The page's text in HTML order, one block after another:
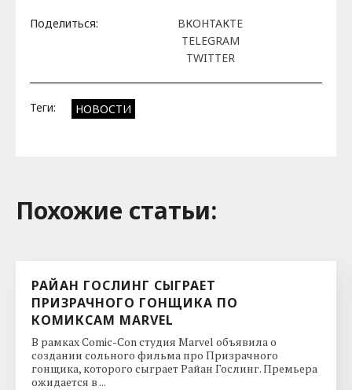
Поделиться:
ВКОНТАКТЕ
TELEGRAM
TWITTER
Теги: НОВОСТИ
Похожие cтатьи:
РАЙАН ГОСЛИНГ СЫГРАЕТ
ПРИЗРАЧНОГО ГОНЩИКА ПО
КОМИКСАМ MARVEL
В рамках Comic-Con студия Marvel объявила о
создании сольного фильма про Призрачного
гонщика, которого сыграет Райан Гослинг. Премьера
ожидается в ...